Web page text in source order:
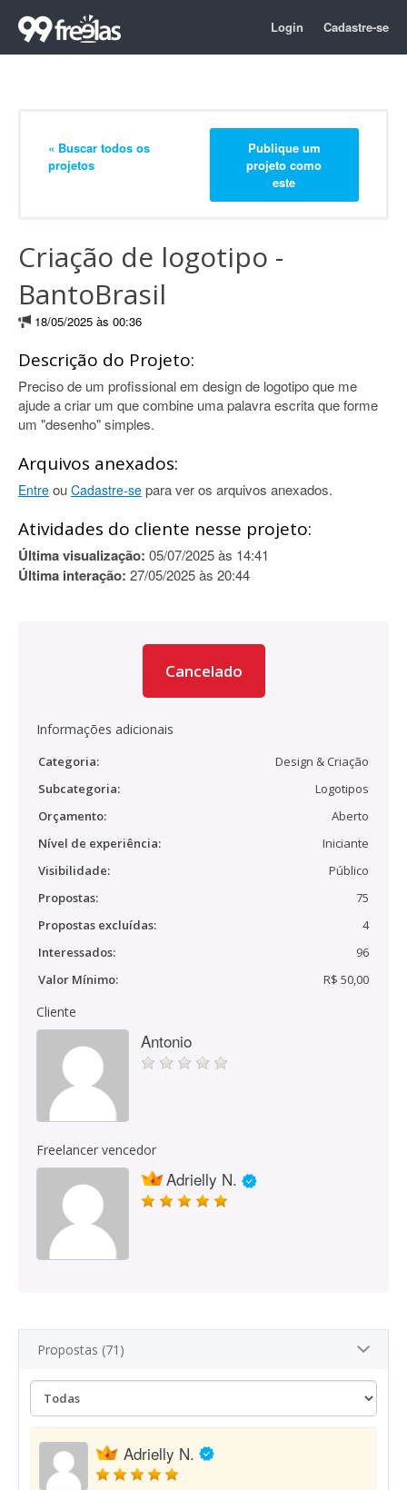
Login Cadastre-se
« Buscar todos os
projetos
Publique um
projeto como
este
Criação de logotipo -
BantoBrasil
18/05/2025 às 00:36
Descrição do Projeto:
Preciso de um profissional em design de logotipo que me
ajude a criar um que combine uma palavra escrita que forme
um "desenho" simples.
Arquivos anexados:
Entre ou Cadastre-se para ver os arquivos anexados.
Atividades do cliente nesse projeto:
Última visualização: 05/07/2025 às 14:41
Última interação: 27/05/2025 às 20:44
Cancelado
Informações adicionais
Categoria:
Design & Criação
Subcategoria:
Logotipos
Orçamento:
Aberto
Nível de experiência:
Iniciante
Visibilidade:
Público
Propostas:
75
Propostas excluídas:
4
Interessados:
96
Valor Mínimo:
R$ 50,00
Cliente
Antonio
Freelancer vencedor
Adrielly N.
Propostas (71)
Adrielly N.